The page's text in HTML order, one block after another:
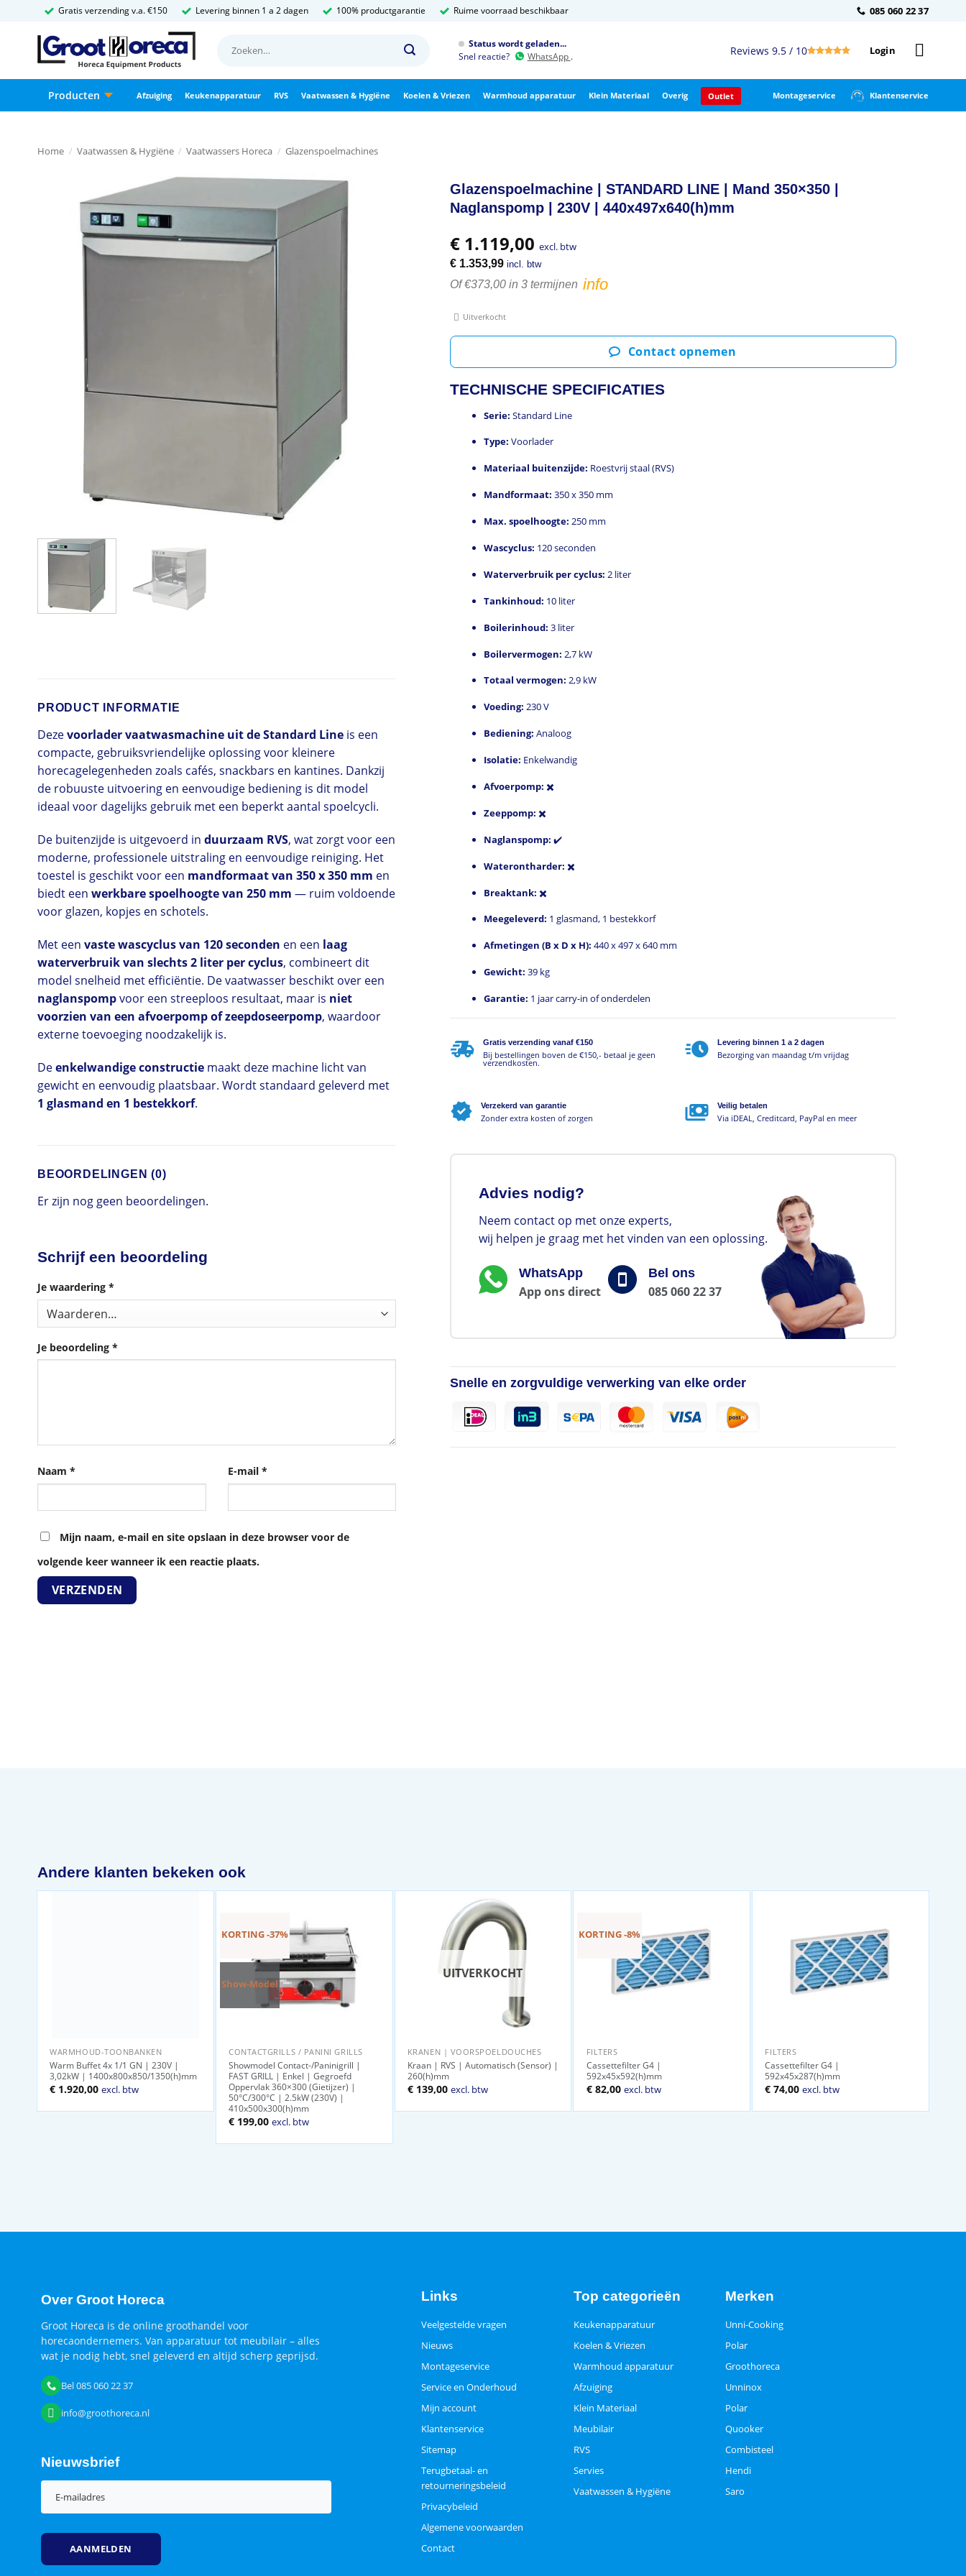
Gratis verzending v.a. €150 Levering binnen 1 a 2 dagen 100% productgarantie Ruime voorraad beschikbaar 085 060 22 37
naar:
Status wordt geladen...
Snel reactie?
WhatsApp . Reviews 9.5 / 10 Login
Producten Afzuiging Keukenapparatuur RVS Vaatwassen & Hygiëne Koelen & Vriezen Warmhoud apparatuur Klein Materiaal Overig Outlet Montageservice Klantenservice
Home / Vaatwassen & Hygiëne / Vaatwassers Horeca / Glazenspoelmachines
PRODUCT INFORMATIE
Dezevoorlader vaatwasmachine uit de Standard Line is een
compacte, gebruiksvriendelijke oplossing voor kleinere
horecagelegenheden zoals cafés, snackbars en kantines. Dankzij
de robuuste uitvoering en eenvoudige bediening is dit model
ideaal voor dagelijks gebruik met een beperkt aantal spoelcycli.
De buitenzijde is uitgevoerd in duurzaam RVS, wat zorgt voor een
moderne, professionele uitstraling en eenvoudige reiniging. Het
toestel is geschikt voor een mandformaat van 350 x 350 mm en
biedt een werkbare spoelhoogte van 250 mm — ruim voldoende
voor glazen, kopjes en schotels.
Met een vaste wascyclus van 120 seconden en een laag
waterverbruik van slechts 2 liter per cyclus, combineert dit
model snelheid met efficiëntie. De vaatwasser beschikt over een
naglanspompvoor een streeploos resultaat, maar is niet
voorzien van een afvoerpomp of zeepdoseerpomp, waardoor
externe toevoeging noodzakelijk is.
Deenkelwandige constructie maakt deze machine licht van
gewicht en eenvoudig plaatsbaar. Wordt standaard geleverd met
1 glasmand en 1 bestekkorf.
BEOORDELINGEN (0)
Er zijn nog geen beoordelingen.
Schrijf een beoordeling
Je waardering *
Je beoordeling *
Naam * E-mail *
Mijn naam, e-mail en site opslaan in deze browser voor de
volgende keer wanneer ik een reactie plaats.
Glazenspoelmachine | STANDARD LINE | Mand 350×350 |
Naglanspomp | 230V | 440x497x640(h)mm
€ 1.119,00 excl. btw
€ 1.353,99 incl. btw
Of €373,00 in 3 termijnen info
Uitverkocht
Contact opnemen
TECHNISCHE SPECIFICATIES
Serie: Standard Line
Type: Voorlader
Materiaal buitenzijde: Roestvrij staal (RVS)
Mandformaat: 350 x 350 mm
Max. spoelhoogte: 250 mm
Wascyclus: 120 seconden
Waterverbruik per cyclus: 2 liter
Tankinhoud: 10 liter
Boilerinhoud: 3 liter
Boilervermogen: 2,7 kW
Totaal vermogen: 2,9 kW
Voeding: 230 V
Bediening: Analoog
Isolatie: Enkelwandig
Afvoerpomp: ✖️
Zeeppomp: ✖️
Naglanspomp: ✔️
Waterontharder: ✖️
Breaktank: ✖️
Meegeleverd: 1 glasmand, 1 bestekkorf
Afmetingen (B x D x H): 440 x 497 x 640 mm
Gewicht: 39 kg
Garantie: 1 jaar carry-in of onderdelen
Gratis verzending vanaf €150
Bij bestellingen boven de €150,- betaal je geen
verzendkosten.
Levering binnen 1 a 2 dagen
Bezorging van maandag t/m vrijdag
Verzekerd van garantie
Zonder extra kosten of zorgen
Veilig betalen
Via iDEAL, Creditcard, PayPal en meer
Advies nodig?
Neem contact op met onze experts,
wij helpen je graag met het vinden van een oplossing.
WhatsApp
App ons direct
Bel ons
085 060 22 37
Snelle en zorgvuldige verwerking van elke order
Andere klanten bekeken ook
WARMHOUD-TOONBANKEN
Warm Buffet 4x 1/1 GN | 230V |
3,02kW | 1400x800x850/1350(h)mm
€ 1.920,00 excl. btw
KORTING -37%
Show-Model
CONTACTGRILLS / PANINI GRILLS
Showmodel Contact-/Paninigrill |
FAST GRILL | Enkel | Gegroefd
Oppervlak 360×300 (Gietijzer) |
50°C/300°C | 2.5kW (230V) |
410x500x300(h)mm
Oorspronkelijke
was:
€ 199,00Huidige
is:
excl. btw
UITVERKOCHT
KRANEN | VOORSPOELDOUCHES
Kraan | RVS | Automatisch (Sensor) |
260(h)mm
€139,00 excl. btw
KORTING -8%
FILTERS
Cassettefilter G4 |
592x45x592(h)mm
Oorspronkelijke
prijs
was:
€82,00Huidige
is:
excl. btw
FILTERS
Cassettefilter G4 |
592x45x287(h)mm
€ 74,00 excl. btw
Over Groot Horeca
Groot Horeca is de online groothandel voor
horecaondernemers. Van apparatuur tot meubilair – alles
wat je nodig hebt, snel geleverd en altijd scherp geprijsd.
Bel 085 060 22 37
info@groothoreca.nl
Nieuwsbrief
E-
mailadres(Vereist)
Links
Veelgestelde vragen
Nieuws
Montageservice
Service en Onderhoud
Mijn account
Klantenservice
Sitemap
Terugbetaal- en
retourneringsbeleid
Privacybeleid
Algemene voorwaarden
Contact
Top categorieën
Keukenapparatuur
Koelen & Vriezen
Warmhoud apparatuur
Afzuiging
Klein Materiaal
Meubilair
RVS
Servies
Vaatwassen & Hygiëne
Merken
Unni-Cooking
Polar
Groothoreca
Unninox
Polar
Quooker
Combisteel
Hendi
Saro